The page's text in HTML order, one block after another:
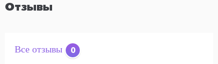
Отзывы
Все отзывы 0